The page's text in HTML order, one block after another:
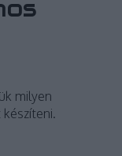
milyen